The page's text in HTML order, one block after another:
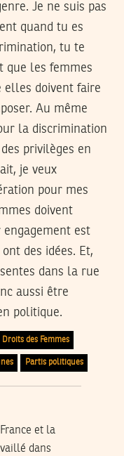
Je ne suis pas
quand tu es
tu te
que les femmes
elles doivent faire
Au même
la discrimination
privilèges en
je veux
pour mes
doivent
engagement est
des idées. Et,
dans la rue
aussi être
politique.
Droits des Femmes
Partis politiques
et la
dans